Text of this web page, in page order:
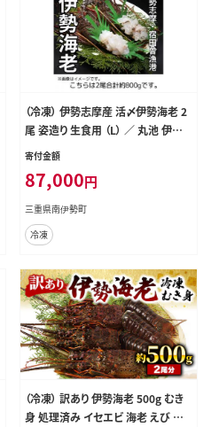
（冷凍） 伊勢志摩産 活〆伊勢海老 2
尾 姿造り 生食用 （L） ／ 丸池 伊勢え
び イセエビ 特産 三重県 南伊勢町
寄付金額
87,000円
三重県南伊勢町
冷凍
（冷凍） 訳あり 伊勢海老 500g むき
身 処理済み イセエビ 海老 えび 伊